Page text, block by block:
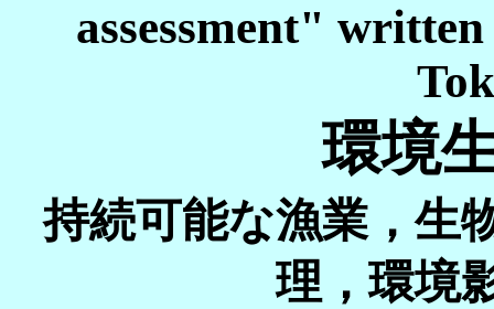
assessment"
環境
持続可能な漁業，生
理，環境